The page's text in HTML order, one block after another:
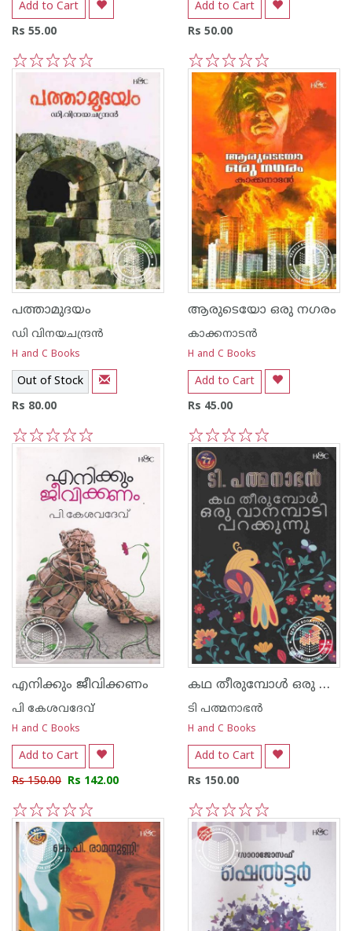
Add to Cart
Rs 55.00
Add to Cart
Rs 50.00
5
4
3
2
1
പത്താമുദയം
ഡി വിനയചന്ദ്രന്‍
H and C Books
Out of Stock
Rs 80.00
ആരുടെയോ ഒരു നഗരം
കാക്കനാടന്‍
H and C Books
Add to Cart
Rs 45.00
5
4
3
2
1
എനിക്കും ജീവിക്കണം
പി കേശവദേവ്‌
H and C Books
Add to Cart
Rs 150.00 Rs 142.00
5
4
2
1
കഥ തീരുമ്പോള്‍ ഒരു വാനമ്പാടി പറക്കുന്നു
ടി പത്മനാഭന്‍
H and C Books
Add to Cart
Rs 150.00
5
4
3
2
1